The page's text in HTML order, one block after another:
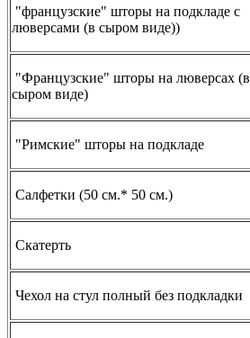
"французские" шторы на подкладе с
люверсами (в сыром виде))
"Французские" шторы на люверсах (в
сыром виде)
"Римские" шторы на подкладе
Салфетки (50 см.* 50 см.)
Скатерть
Чехол на стул полный без подкладки